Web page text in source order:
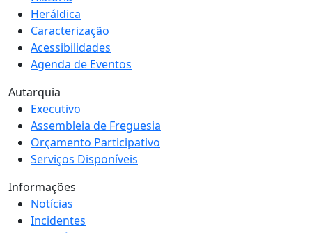
Heráldica
Caracterização
Acessibilidades
Agenda de Eventos
Autarquia
Executivo
Assembleia de Freguesia
Orçamento Participativo
Serviços Disponíveis
Informações
Notícias
Incidentes